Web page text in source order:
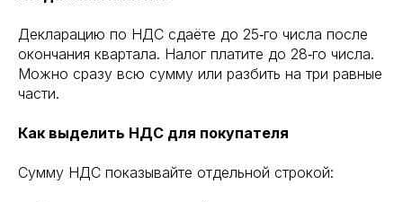
Декларацию по НДС сдаёте до 25‑го числа после
окончания квартала. Налог платите до 28‑го числа.
Можно сразу всю сумму или разбить на три равные
части.
Как выделить НДС для покупателя
Сумму НДС показывайте отдельной строкой: